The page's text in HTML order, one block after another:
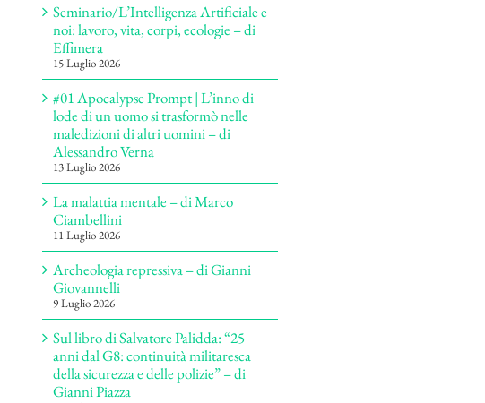
Seminario/L’Intelligenza Artificiale e
noi: lavoro, vita, corpi, ecologie – di
Effimera
15 Luglio 2026
#01 Apocalypse Prompt | L’inno di
lode di un uomo si trasformò nelle
maledizioni di altri uomini – di
Alessandro Verna
13 Luglio 2026
La malattia mentale – di Marco
Ciambellini
11 Luglio 2026
Archeologia repressiva – di Gianni
Giovannelli
9 Luglio 2026
Sul libro di Salvatore Palidda: “25
anni dal G8: continuità militaresca
della sicurezza e delle polizie” – di
Gianni Piazza